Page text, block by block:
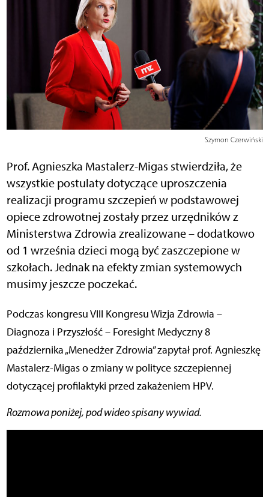
Szymon Czerwiński
Prof. Agnieszka Mastalerz-Migas stwierdziła, że
wszystkie postulaty dotyczące uproszczenia
realizacji programu szczepień w podstawowej
opiece zdrowotnej zostały przez urzędników z
Ministerstwa Zdrowia zrealizowane – dodatkowo
od 1 września dzieci mogą być zaszczepione w
szkołach. Jednak na efekty zmian systemowych
musimy jeszcze poczekać.
Podczas kongresu VIII Kongresu Wizja Zdrowia –
Diagnoza i Przyszłość – Foresight Medyczny 8
października „Menedżer Zdrowia” zapytał prof. Agnieszkę
Mastalerz-Migas o zmiany w polityce szczepiennej
dotyczącej profilaktyki przed zakażeniem HPV.
Rozmowa poniżej, pod wideo spisany wywiad.